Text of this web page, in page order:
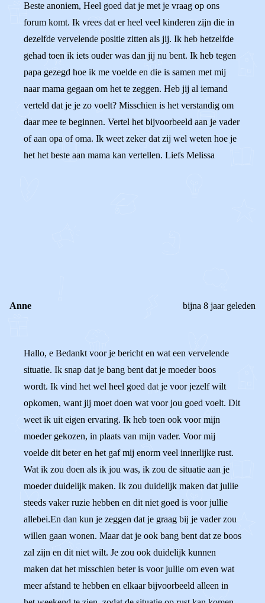
Beste anoniem, Heel goed dat je met je vraag op ons
forum komt. Ik vrees dat er heel veel kinderen zijn die in
dezelfde vervelende positie zitten als jij. Ik heb hetzelfde
gehad toen ik iets ouder was dan jij nu bent. Ik heb tegen
papa gezegd hoe ik me voelde en die is samen met mij
naar mama gegaan om het te zeggen. Heb jij al iemand
verteld dat je je zo voelt? Misschien is het verstandig om
daar mee te beginnen. Vertel het bijvoorbeeld aan je vader
of aan opa of oma. Ik weet zeker dat zij wel weten hoe je
het het beste aan mama kan vertellen. Liefs Melissa
Anne bijna 8 jaar geleden
Hallo, e Bedankt voor je bericht en wat een vervelende
situatie. Ik snap dat je bang bent dat je moeder boos
wordt. Ik vind het wel heel goed dat je voor jezelf wilt
opkomen, want jij moet doen wat voor jou goed voelt. Dit
weet ik uit eigen ervaring. Ik heb toen ook voor mijn
moeder gekozen, in plaats van mijn vader. Voor mij
voelde dit beter en het gaf mij enorm veel innerlijke rust.
Wat ik zou doen als ik jou was, ik zou de situatie aan je
moeder duidelijk maken. Ik zou duidelijk maken dat jullie
steeds vaker ruzie hebben en dit niet goed is voor jullie
allebei.En dan kun je zeggen dat je graag bij je vader zou
willen gaan wonen. Maar dat je ook bang bent dat ze boos
zal zijn en dit niet wilt. Je zou ook duidelijk kunnen
maken dat het misschien beter is voor jullie om even wat
meer afstand te hebben en elkaar bijvoorbeeld alleen in